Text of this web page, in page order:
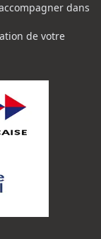
dans
de votre